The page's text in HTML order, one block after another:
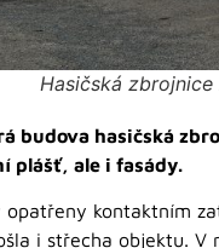
Hasičská
budova hasičská
plášť, ale i fasády.
opatřeny kontaktním
i střecha objektu.